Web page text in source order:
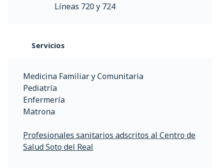
Líneas 720 y 724
Servicios
Medicina Familiar y Comunitaria
Pediatría
Enfermería
Matrona
Profesionales sanitarios adscritos al Centro de
Salud Soto del Real